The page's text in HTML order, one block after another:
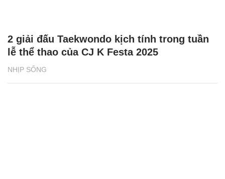
NHỊP SỐNG
2 giải đấu Taekwondo kịch tính trong tuần
lễ thể thao của CJ K Festa 2025